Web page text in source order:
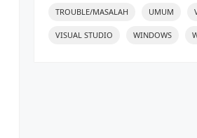
TROUBLE/MASALAH UMUM
VISUAL STUDIO WINDOWS